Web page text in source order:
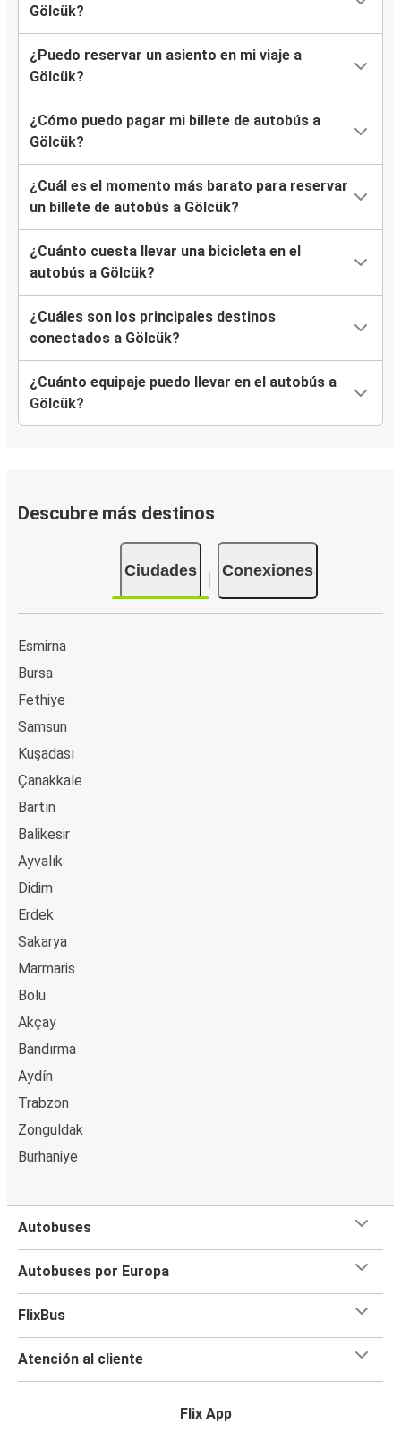
Gölcük?
¿Puedo reservar un asiento en mi viaje a
Gölcük?
¿Cómo puedo pagar mi billete de autobús a
Gölcük?
¿Cuál es el momento más barato para reservar
un billete de autobús a Gölcük?
¿Cuánto cuesta llevar una bicicleta en el
autobús a Gölcük?
¿Cuáles son los principales destinos
conectados a Gölcük?
¿Cuánto equipaje puedo llevar en el autobús a
Gölcük?
Descubre más destinos
Ciudades Conexiones
Esmirna
Bursa
Fethiye
Samsun
Kuşadası
Çanakkale
Bartın
Balikesir
Ayvalık
Didim
Erdek
Sakarya
Marmaris
Bolu
Akçay
Bandırma
Aydín
Trabzon
Zonguldak
Burhaniye
Autobuses
Autobuses por Europa
FlixBus
Atención al cliente
Flix App